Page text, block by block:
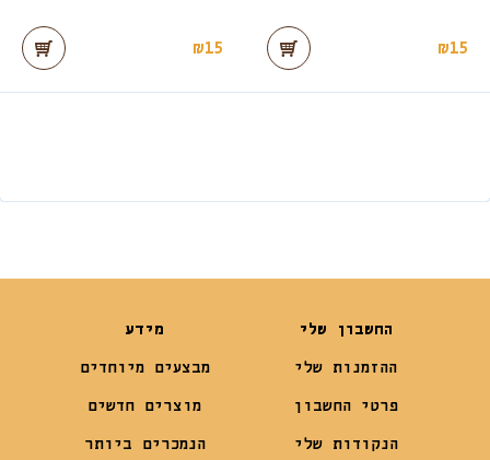
₪15
₪15
החשבון שלי
ההזמנות שלי
פרטי החשבון
הנקודות שלי
מידע
מבצעים מיוחדים
מוצרים חדשים
הנמכרים ביותר